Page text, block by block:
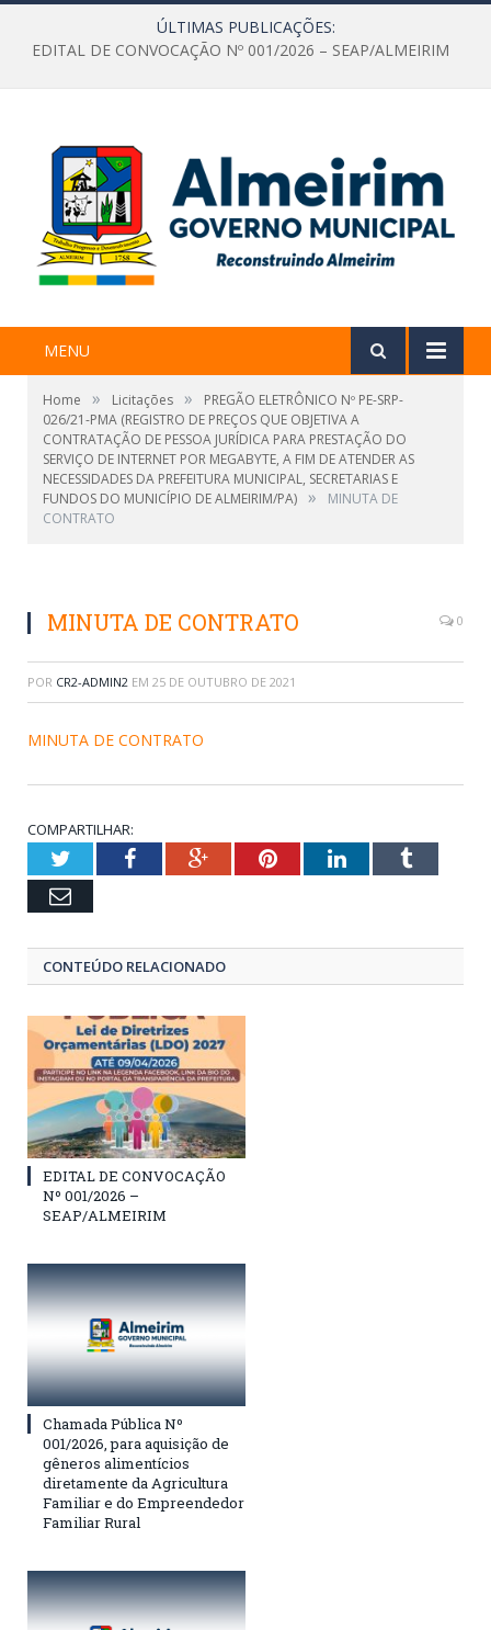
ÚLTIMAS PUBLICAÇÕES:
EDITAL DE CONVOCAÇÃO Nº 001/2026 – SEAP/ALMEIRIM
MENU
Home » Licitações »
PREGÃO ELETRÔNICO Nº PE-SRP-
026/21-PMA (REGISTRO DE PREÇOS QUE OBJETIVA A
CONTRATAÇÃO DE PESSOA JURÍDICA PARA PRESTAÇÃO DO
SERVIÇO DE INTERNET POR MEGABYTE, A FIM DE ATENDER AS
NECESSIDADES DA PREFEITURA MUNICIPAL, SECRETARIAS E
FUNDOS DO MUNICÍPIO DE ALMEIRIM/PA) »
MINUTA DE
CONTRATO
MINUTA DE CONTRATO 0
POR CR2-ADMIN2 EM 25 DE OUTUBRO DE 2021
MINUTA DE CONTRATO
COMPARTILHAR:
TwitterFacebookGoogle+PinterestLinkedInTumblr
Email
CONTEÚDO RELACIONADO
EDITAL DE CONVOCAÇÃO
Nº 001/2026 –
SEAP/ALMEIRIM
Chamada Pública Nº
001/2026, para aquisição de
gêneros alimentícios
diretamente da Agricultura
Familiar e do Empreendedor
Familiar Rural